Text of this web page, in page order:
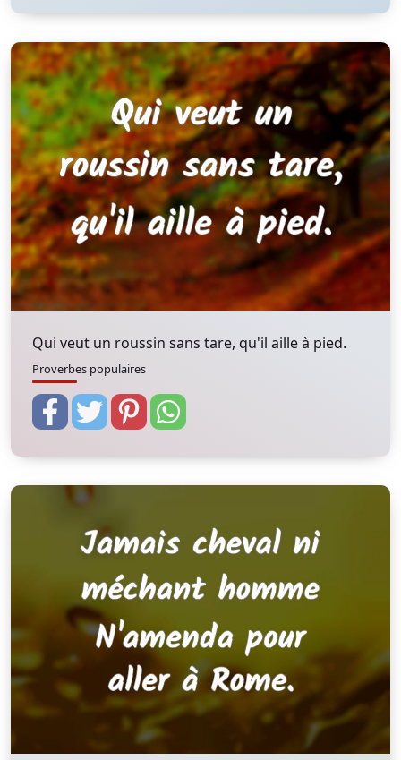
Qui veut un roussin sans tare, qu'il aille à pied.
Proverbes populaires